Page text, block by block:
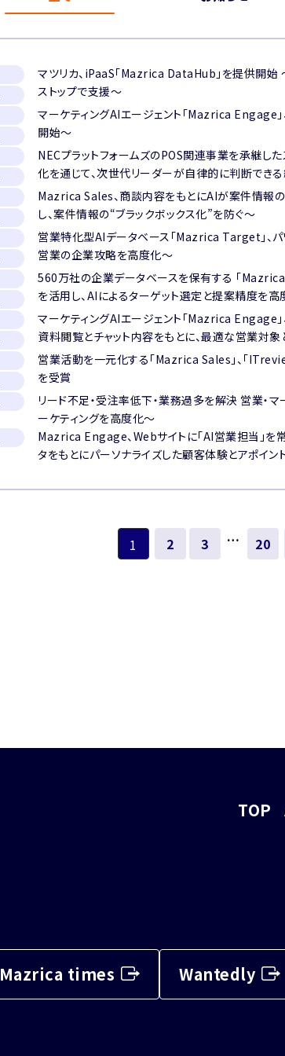
マツリカ、iPaaS「Mazrica DataHub」を提供開始
ストップで支援～
マーケティングAIエージェント「Mazrica Engage
開始〜
NECプラットフォームズのPOS関連事業を承継し
化を通じて、次世代リーダーが自律的に判断でき
Mazrica Sales、商談内容をもとにAIが案件情報
し、案件情報の“ブラックボックス化”を防ぐ〜
営業特化型AIデータベース「Mazrica Target」、
営業の企業攻略を高度化〜
560万社の企業データベースを保有する 「
を活用し、AIによるターゲット選定と提案精度を高
マーケティングAIエージェント「Mazrica Engage
資料閲覧とチャット内容をもとに、最適な営業対象
営業活動を一元化する「Mazrica Sales」、「
を受賞
リード不足・受注率低下・業務過多を解決 営業・
ーケティングを高度化〜
Mazrica Engage、Webサイトに「AI営業担当」を
タをもとにパーソナライズした顧客体験とアポイ
1 2 3 … 20
TOP
Mazrica times Wantedly